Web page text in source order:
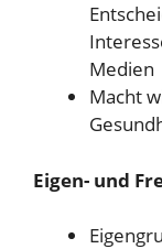
Medien
Macht
Eigen- und